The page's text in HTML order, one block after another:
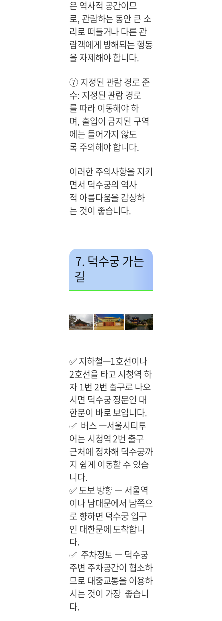
은 역사적 공간이므
로, 관람하는 동안 큰 소
리로 떠들거나 다른 관
람객에게 방해되는 행동
을 자제해야 합니다.
⑦ 지정된 관람 경로 준
수: 지정된 관람 경로
를 따라 이동해야 하
며, 출입이 금지된 구역
에는 들어가지 않도
록 주의해야 합니다.
이러한 주의사항을 지키
면서 덕수궁의 역사
적 아름다움을 감상하
는 것이 좋습니다.
7. 덕수궁 가는
길
✅ 지하철ㅡ1호선이나
2호선을 타고 시청역 하
자 1번 2번 출구로 나오
시면 덕수궁 정문인 대
한문이 바로 보입니다.
✅ 버스 ㅡ서울시티투
어는 시청역 2번 출구
근처에 정차해 덕수궁까
지 쉽게 이동할 수 있습
니다.
✅도보 방향 ㅡ 서울역
이나 남대문에서 남쪽으
로 향하면 덕수궁 입구
인 대한문에 도착합니
다.
✅ 주차정보 ㅡ 덕수궁
주변 주차공간이 협소하
므로 대중교통을 이용하
시는 것이 가장 좋습니
다.